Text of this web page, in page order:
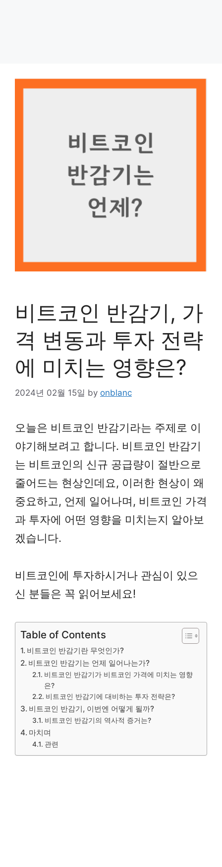
비트코인 반감기, 가
격 변동과 투자 전략
에 미치는 영향은?
2024년 02월 15일 by onblanc
오늘은 비트코인 반감기라는 주제로 이
야기해보려고 합니다. 비트코인 반감기
는 비트코인의 신규 공급량이 절반으로
줄어드는 현상인데요, 이러한 현상이 왜
중요하고, 언제 일어나며, 비트코인 가격
과 투자에 어떤 영향을 미치는지 알아보
겠습니다.
비트코인에 투자하시거나 관심이 있으
신 분들은 꼭 읽어보세요!
Table of Contents
비트코인 반감기란 무엇인가?
비트코인 반감기는 언제 일어나는가?
비트코인 반감기가 비트코인 가격에 미치는 영향
은?
비트코인 반감기에 대비하는 투자 전략은?
비트코인 반감기, 이번엔 어떻게 될까?
비트코인 반감기의 역사적 증거는?
마치며
관련